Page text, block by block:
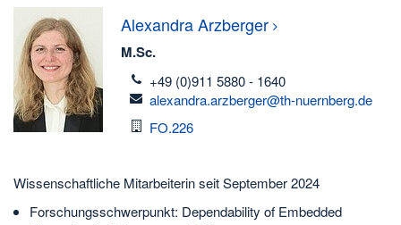
AlexandraArzberger
M.Sc.
telefon
+49 (0)911 5880 - 1640
email
alexandra.arzberger@th-nuernberg.de
Raum
FO.226
Wissenschaftliche Mitarbeiterin seit September 2024
Forschungsschwerpunkt: Dependability of Embedded